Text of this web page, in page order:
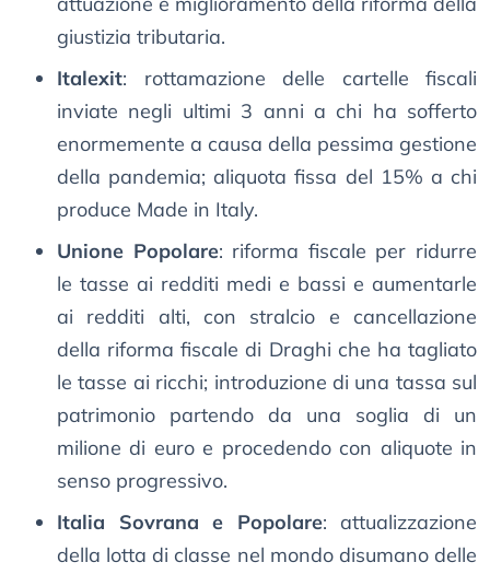
giustizia tributaria.
Italexit: rottamazione delle cartelle fiscali
inviate negli ultimi 3 anni a chi ha sofferto
enormemente a causa della pessima gestione
della pandemia; aliquota fissa del 15% a chi
produce Made in Italy.
Unione Popolare: riforma fiscale per ridurre
le tasse ai redditi medi e bassi e aumentarle
ai redditi alti, con stralcio e cancellazione
della riforma fiscale di Draghi che ha tagliato
le tasse ai ricchi; introduzione di una tassa sul
patrimonio partendo da una soglia di un
milione di euro e procedendo con aliquote in
senso progressivo.
Italia Sovrana e Popolare: attualizzazione
della lotta di classe nel mondo disumano delle